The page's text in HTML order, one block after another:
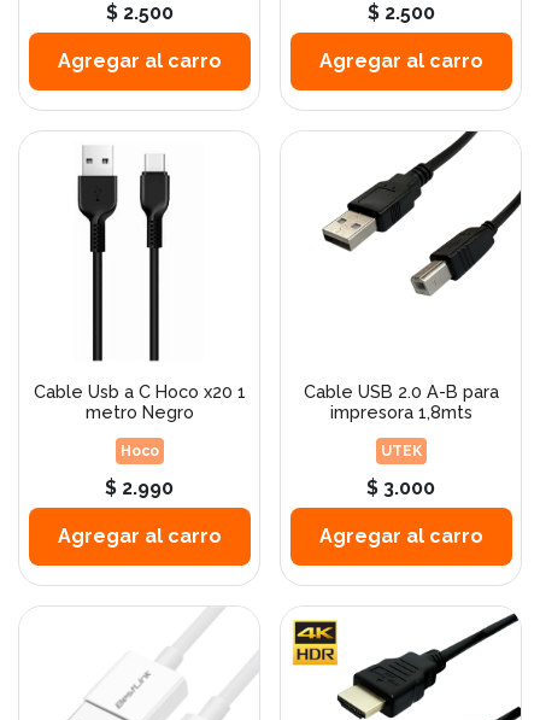
$ 2.500
Agregar al carro
$ 2.500
Agregar al carro
Cable Usb a C Hoco x20 1
metro Negro
Hoco
$ 2.990
Agregar al carro
Cable USB 2.0 A-B para
impresora 1,8mts
UTEK
$ 3.000
Agregar al carro